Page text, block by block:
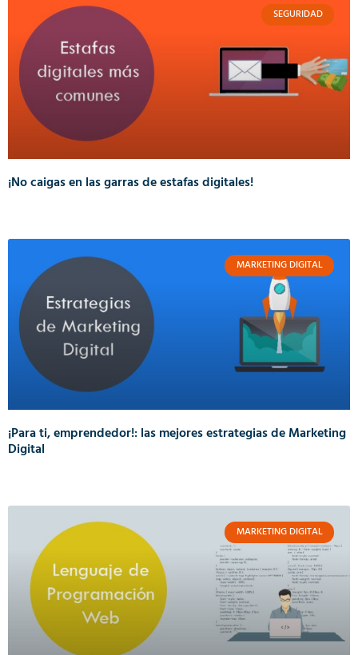
SEGURIDAD
¡No caigas en las garras de estafas digitales!
MARKETING DIGITAL
¡Para ti, emprendedor!: las mejores estrategias de Marketing
Digital
MARKETING DIGITAL